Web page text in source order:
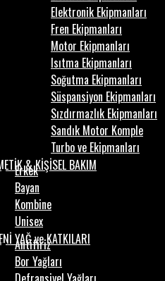
Elektronik Ekipmanları
Fren Ekipmanları
Motor Ekipmanları
Isıtma Ekipmanları
Soğutma Ekipmanları
Süspansiyon Ekipmanları
Sızdırmazlık Ekipmanları
Sandık Motor Komple
Turbo ve Ekipmanları
& KİŞİSEL BAKIM
Erkek
Bayan
Kombine
Unisex
YAĞ ve KATKILARI
Antifiriz
Bor Yağları